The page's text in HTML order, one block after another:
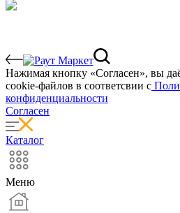
Нажимая кнопку «Согласен», вы
cookie-файлов в соответсвии с
конфиденциальности
Согласен
Каталог
Меню